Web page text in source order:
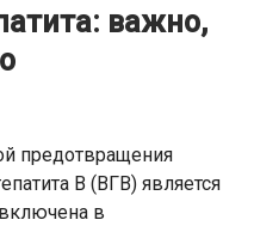
важно,
предотвращения
В (ВГВ) является
в